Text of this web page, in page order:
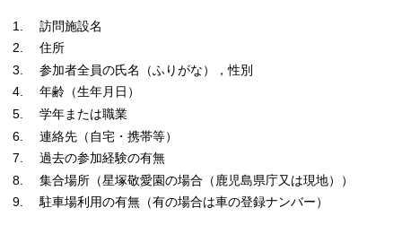
訪問施設名
住所
参加者全員の氏名（ふりがな），性別
年齢（生年月日）
学年または職業
連絡先（自宅・携帯等）
過去の参加経験の有無
集合場所（星塚敬愛園の場合（鹿児島県庁又は現地））
駐車場利用の有無（有の場合は車の登録ナンバー）